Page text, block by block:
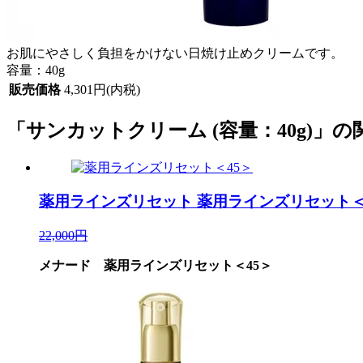
お肌にやさしく負担をかけない日焼け止めクリームです。
容量：40g
販売価格 4,301円(内税)
「サンカットクリーム (容量：40g)」の
薬用ラインズリセット 薬用ラインズリセット
22,000円
メナード 薬用ラインズリセット＜45＞